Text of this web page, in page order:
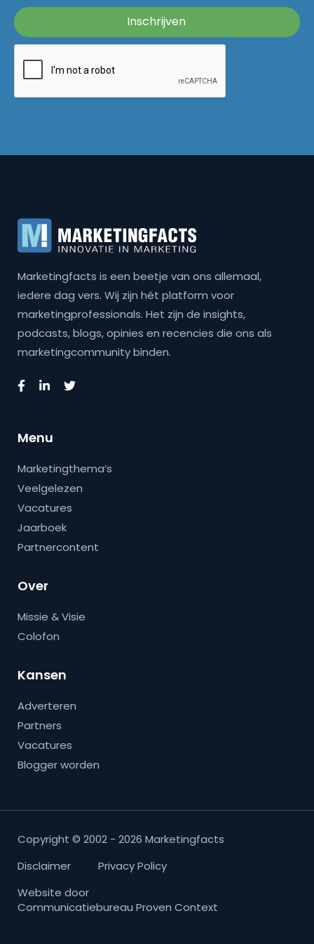
Marketingfacts is een beetje van ons allemaal,
iedere dag vers. Wij zijn hét platform voor
marketingprofessionals. Het zijn de insights,
podcasts, blogs, opinies en recencies die ons als
marketingcommunity binden.
Menu
Marketingthema’s
Veelgelezen
Vacatures
Jaarboek
Partnercontent
Over
Missie & Visie
Colofon
Kansen
Adverteren
Partners
Vacatures
Blogger worden
Copyright © 2002 - 2026 Marketingfacts
Disclaimer
Privacy Policy
Website door
Communicatiebureau Proven Context